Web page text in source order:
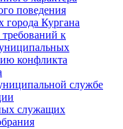
поведения
Кургана
к
конфликта
службе
служащих